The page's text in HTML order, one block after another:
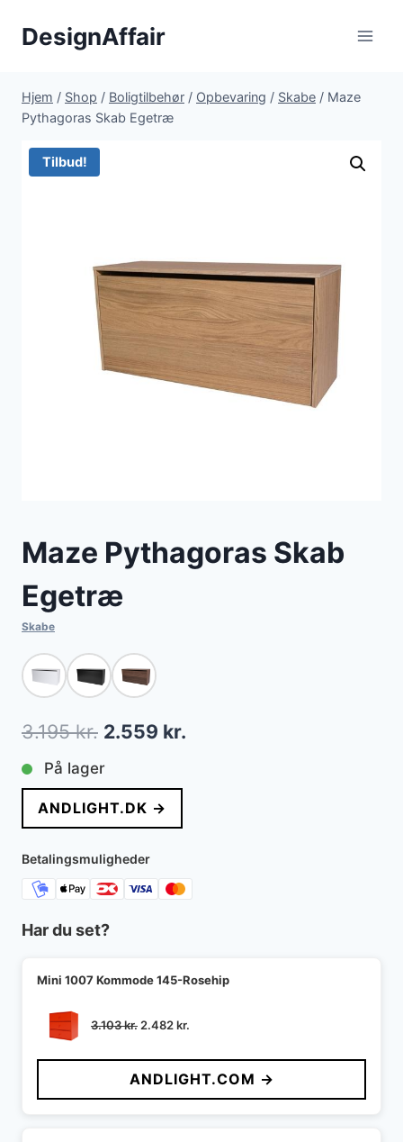
DesignAffair
Hjem / Shop / Boligtilbehør / Opbevaring / Skabe / Maze
Pythagoras Skab Egetræ
Tilbud!
Maze Pythagoras Skab
Egetræ
Skabe
3.195kr. Den
oprindelige
pris
var:
3.195 kr..
2.559 kr.
På lager
ANDLIGHT.DK →
Betalingsmuligheder
Har du set?
Mini 1007 Kommode 145-Rosehip
3.103kr. Den
pris
var:
3.103 kr..
2.482kr.
pris
er:
2.482 kr..
ANDLIGHT.COM →